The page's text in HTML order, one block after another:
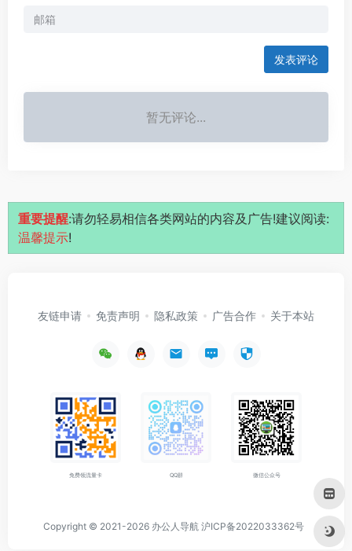
发表评论
暂无评论...
重要提醒:请勿轻易相信各类网站的内容及广告!建议阅读:
温馨提示!
友链申请 免责声明 隐私政策 广告合作 关于本站
免费领流量卡 QQ群 微信公众号
Copyright © 2021-2026 办公人导航 沪ICP备2022033362号